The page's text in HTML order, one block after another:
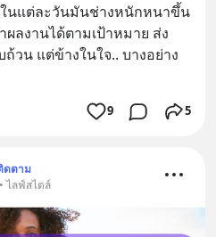
ในแต่ละวันมันช่างหนักหนาขึ้น
ลงานได้ตามเป้าหมาย ส่ง
วน แต่ข้างในใจ.. บางอย่าง
9 5
ดตาม
ไลฟ์สไตล์